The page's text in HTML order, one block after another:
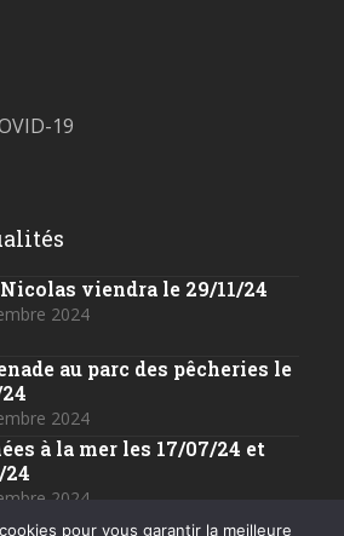
19
viendra le 29/11/24
2024
au parc des pêcheries le
2024
à la mer les 17/07/24 et
24
2024
pour vous garantir la meilleure